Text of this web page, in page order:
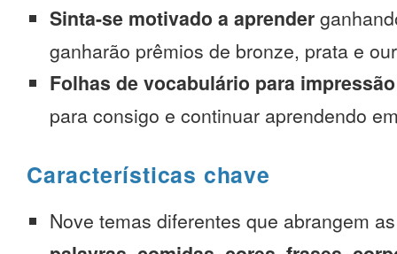
Sinta-se motivado a aprender
ganharão prêmios de bronze, prata e
Folhas de vocabulário para impressão
para consigo e continuar aprendendo
Características chave
Nove temas diferentes que abrangem